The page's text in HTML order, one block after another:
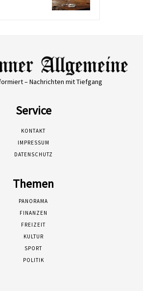
– Nachrichten mit Tiefgang
Service
KONTAKT
IMPRESSUM
DATENSCHUTZ
Themen
PANORAMA
FINANZEN
FREIZEIT
KULTUR
SPORT
POLITIK